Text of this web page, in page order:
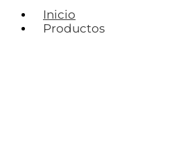
Inicio
Productos